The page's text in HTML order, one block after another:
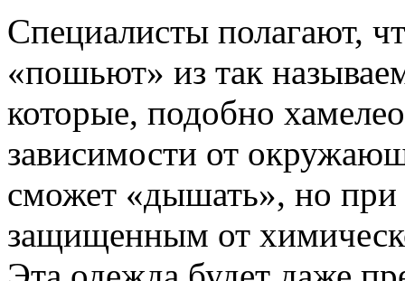
Специалисты полагают,
«пошьют» из так
которые, подобно
зависимости от
сможет «дышать», но при
защищенным от